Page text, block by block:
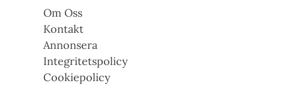
Om Oss
Kontakt
Annonsera
Integritetspolicy
Cookiepolicy